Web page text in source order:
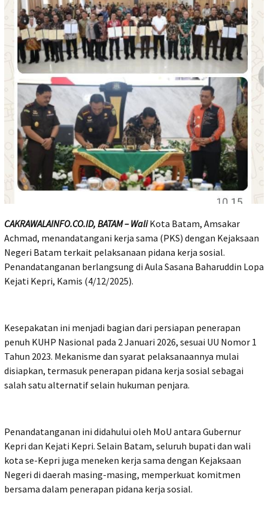
CAKRAWALAINFO.CO.ID, BATAM – WaliKota Batam, Amsakar
Achmad, menandatangani kerja sama (PKS) dengan Kejaksaan
Negeri Batam terkait pelaksanaan pidana kerja sosial.
Penandatanganan berlangsung di Aula Sasana Baharuddin Lopa
Kejati Kepri, Kamis (4/12/2025).
Kesepakatan ini menjadi bagian dari persiapan penerapan
penuh KUHP Nasional pada 2 Januari 2026, sesuai UU Nomor 1
Tahun 2023. Mekanisme dan syarat pelaksanaannya mulai
disiapkan, termasuk penerapan pidana kerja sosial sebagai
salah satu alternatif selain hukuman penjara.
Penandatanganan ini didahului oleh MoU antara Gubernur
Kepri dan Kejati Kepri. Selain Batam, seluruh bupati dan wali
kota se-Kepri juga meneken kerja sama dengan Kejaksaan
Negeri di daerah masing-masing, memperkuat komitmen
bersama dalam penerapan pidana kerja sosial.